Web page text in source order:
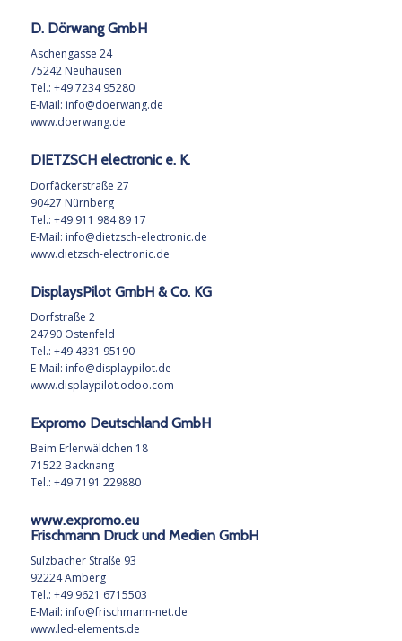
D. Dörwang GmbH
Aschengasse 24
75242 Neuhausen
Tel.: +49 7234 95280
E-Mail: info@doerwang.de
www.doerwang.de
DIETZSCH electronic e. K.
Dorfäckerstraße 27
90427 Nürnberg
Tel.: +49 911 984 89 17
E-Mail: info@dietzsch-electronic.de
www.dietzsch-electronic.de
DisplaysPilot GmbH & Co. KG
Dorfstraße 2
24790 Ostenfeld
Tel.: +49 4331 95190
E-Mail: info@displaypilot.de
www.displaypilot.odoo.com
Expromo Deutschland GmbH
Beim Erlenwäldchen 18
71522 Backnang
Tel.: +49 7191 229880
www.expromo.eu
Frischmann Druck und Medien GmbH
Sulzbacher Straße 93
92224 Amberg
Tel.: +49 9621 6715503
E-Mail: info@frischmann-net.de
www.led-elements.de